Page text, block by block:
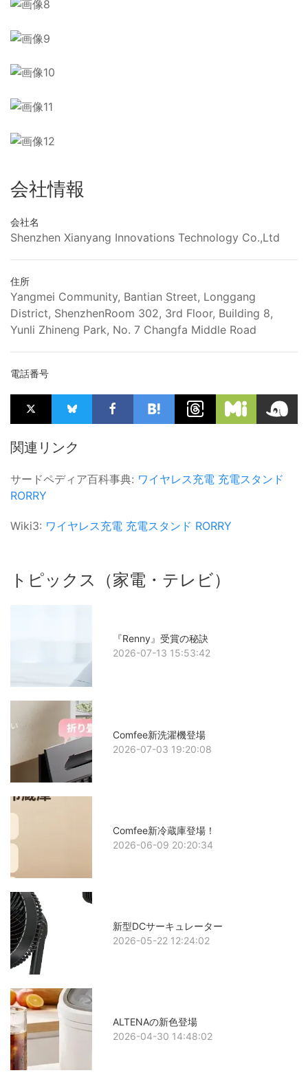
会社情報
会社名
Shenzhen Xianyang Innovations Technology Co.,Ltd
住所
Yangmei Community, Bantian Street, Longgang
District, ShenzhenRoom 302, 3rd Floor, Building 8,
Yunli Zhineng Park, No. 7 Changfa Middle Road
電話番号
関連リンク
サードペディア百科事典: ワイヤレス充電 充電スタンド
RORRY
Wiki3: ワイヤレス充電 充電スタンド RORRY
トピックス（家電・テレビ）
『Renny』受賞の秘訣
2026-07-13 15:53:42
Comfee新洗濯機登場
2026-07-03 19:20:08
Comfee新冷蔵庫登場！
2026-06-09 20:20:34
新型DCサーキュレーター
2026-05-22 12:24:02
ALTENAの新色登場
2026-04-30 14:48:02